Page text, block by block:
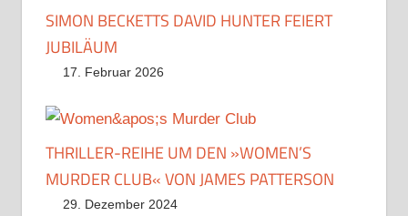
SIMON BECKETTS DAVID HUNTER FEIERT
JUBILÄUM
17. Februar 2026
THRILLER-REIHE UM DEN »WOMEN’S
MURDER CLUB« VON JAMES PATTERSON
29. Dezember 2024